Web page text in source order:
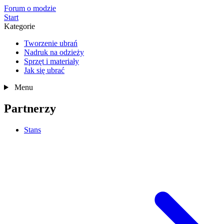
Forum o modzie
Start
Kategorie
Tworzenie ubrań
Nadruk na odzieży
Sprzęt i materiały
Jak się ubrać
Menu
Partnerzy
Stans